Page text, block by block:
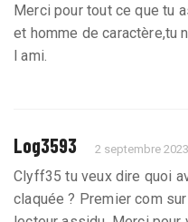
Merci pour tout ce que tu
et homme de caractère,tu
l ami.
Log3593 2 septembre
Clyff35 tu veux dire quoi
claquée ? Premier com